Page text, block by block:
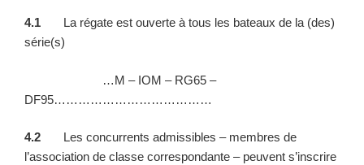
4.1 La régate est ouverte à tous les bateaux de la (des)
série(s)
…M – IOM – RG65 –
DF95…………………………………
4.2 Les concurrents admissibles – membres de
l’association de classe correspondante – peuvent s’inscrire